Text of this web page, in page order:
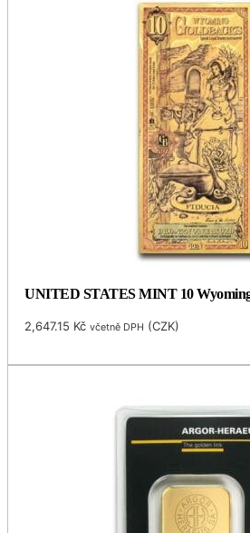
UNITED STATES MINT 10
2,647.15 Kč včetně DPH (CZK)